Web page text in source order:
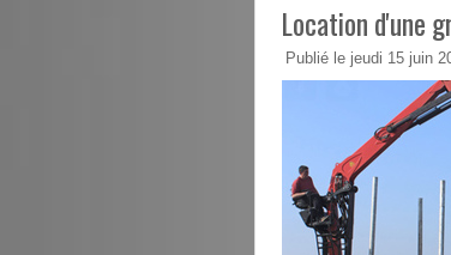
Location d'une
Publié le jeudi 15 juin